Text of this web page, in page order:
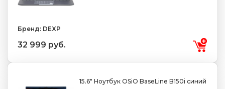
Бренд: DEXP
32 999 руб.
15.6" Ноутбук OSiO BaseLine B150i синий